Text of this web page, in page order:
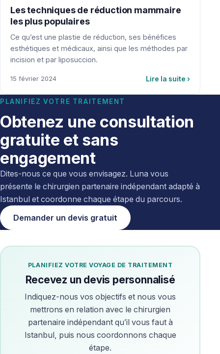
Les techniques de réduction mammaire
les plus populaires
Ce qu’est une plastie de réduction, ses bénéfices
esthétiques et médicaux, ainsi que les méthodes par
incision et par liposuccion.
15 février 2024 Lire la suite ›
PLANIFIEZ VOTRE TRAITEMENT
Obtenez une consultation
gratuite et sans
engagement
Dites-nous ce que vous envisagez. Luna vous
présente le chirurgien partenaire indépendant adapté à
Istanbul et coordonne chaque étape du parcours.
Demander un devis gratuit
PLANIFIEZ VOTRE VOYAGE DE TRAITEMENT
Recevez un devis personnalisé
Indiquez-nous vos objectifs et nous vous
mettrons en relation avec le chirurgien
partenaire indépendant qu’il vous faut à
Istanbul, puis nous coordonnons chaque
étape.